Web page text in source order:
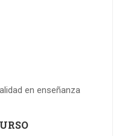
en enseñanza